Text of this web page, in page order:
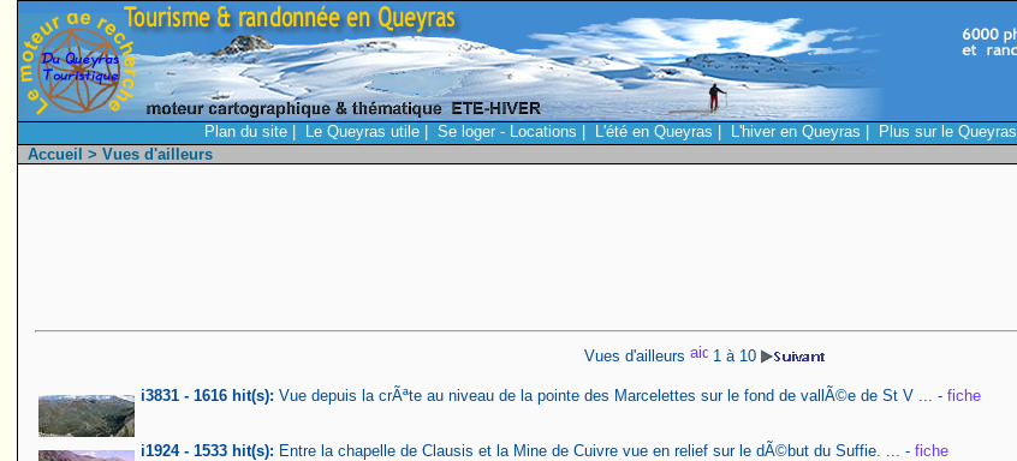
Plan du site| Le Queyras utile| Se loger - Locations L'été en Queyras L'hiver en Queyras Plus sur le Queyras
Accueil > Vues d'ailleurs
Vues d'ailleurs 1 à 10
i3831 - 1616 hit(s): Vue depuis la crÃªte au niveau de la pointe des Marcelettes sur le fond de vallÃ©e de St V ... - fiche
i1924 - 1533 hit(s): Entre la chapelle de Clausis et la Mine de Cuivre vue en relief sur le dÃ©but du Suffie. ... - fiche